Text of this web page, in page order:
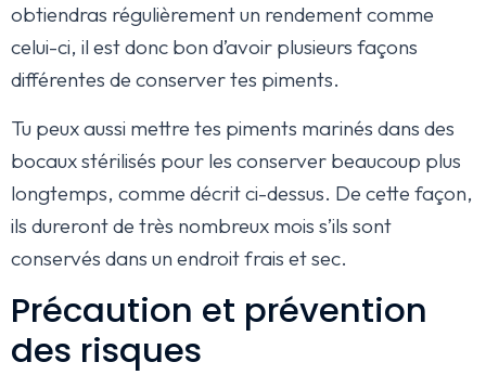
obtiendras régulièrement un rendement comme
celui-ci, il est donc bon d’avoir plusieurs façons
différentes de conserver tes piments.
Tu peux aussi mettre tes piments marinés dans des
bocaux stérilisés pour les conserver beaucoup plus
longtemps, comme décrit ci-dessus. De cette façon,
ils dureront de très nombreux mois s’ils sont
conservés dans un endroit frais et sec.
Précaution et prévention
des risques